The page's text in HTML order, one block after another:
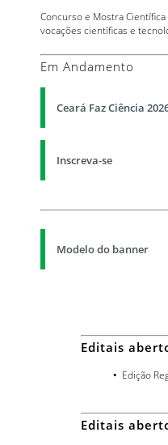
Concurso e Mostra
vocações científicas e
Em Andamento
Ceará Faz Ciência
Inscreva-se
Modelo do banner
Editais
• Edição
Editais